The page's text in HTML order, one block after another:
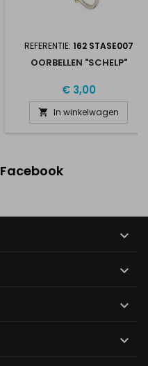
REFERENTIE: 162 STASE007
OORBELLEN "SCHELP"
€ 3,00
 In winkelwagen



